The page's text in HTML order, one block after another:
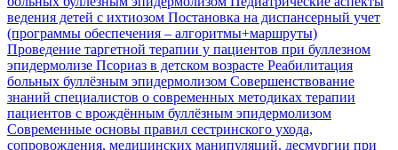
ведения детей с ихтиозом Постановка на диспансерный учет
(программы обеспечения – алгоритмы+маршруты)
Проведение таргетной терапии у пациентов при буллезном
эпидермолизе Псориаз в детском возрасте Реабилитация
больных буллёзным эпидермолизом Совершенствование
знаний специалистов о современных методиках терапии
пациентов с врождённым буллёзным эпидермолизом
Современные основы правил сестринского ухода,
сопровождения, медицинских манипуляций, десмургии при